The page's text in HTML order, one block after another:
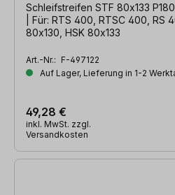
Schleifstreifen STF 80x133
| Für: RTS 400, RTSC 400, RS
80x130, HSK 80x133
Art.-Nr.: F-497122
Auf Lager, Lieferung in 1-2
49,28 €
inkl. MwSt. zzgl.
Versandkosten